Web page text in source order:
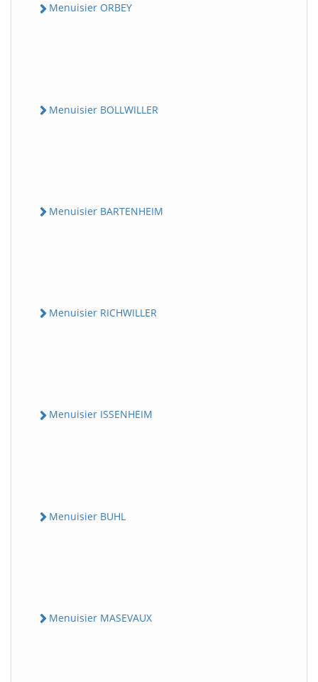
Menuisier ORBEY
Menuisier BOLLWILLER
Menuisier BARTENHEIM
Menuisier RICHWILLER
Menuisier ISSENHEIM
Menuisier BUHL
Menuisier MASEVAUX